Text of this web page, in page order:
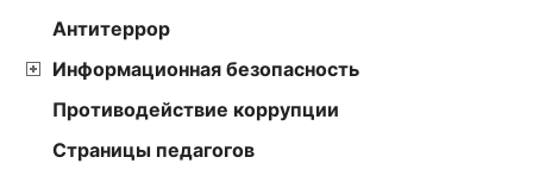
Антитеррор
Информационная безопасность
Противодействие коррупции
Страницы педагогов